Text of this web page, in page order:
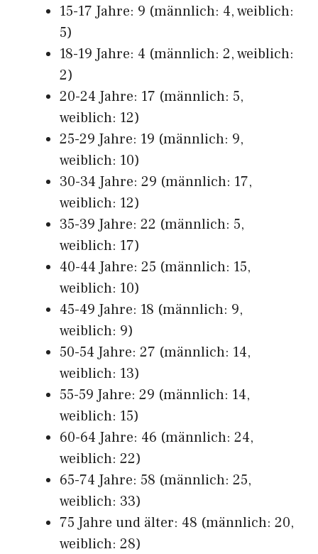
15-17 Jahre: 9 (männlich: 4, weiblich:
5)
18-19 Jahre: 4 (männlich: 2, weiblich:
2)
20-24 Jahre: 17 (männlich: 5,
weiblich: 12)
25-29 Jahre: 19 (männlich: 9,
weiblich: 10)
30-34 Jahre: 29 (männlich: 17,
weiblich: 12)
35-39 Jahre: 22 (männlich: 5,
weiblich: 17)
40-44 Jahre: 25 (männlich: 15,
weiblich: 10)
45-49 Jahre: 18 (männlich: 9,
weiblich: 9)
50-54 Jahre: 27 (männlich: 14,
weiblich: 13)
55-59 Jahre: 29 (männlich: 14,
weiblich: 15)
60-64 Jahre: 46 (männlich: 24,
weiblich: 22)
65-74 Jahre: 58 (männlich: 25,
weiblich: 33)
75 Jahre und älter: 48 (männlich: 20,
weiblich: 28)